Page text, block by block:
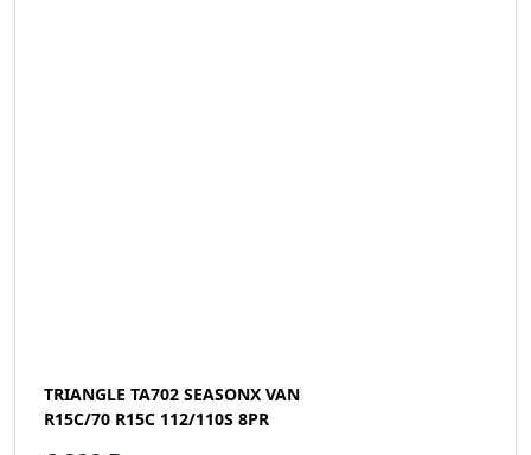
TRIANGLE TA702 SEASONX VAN
R15C/70 R15C 112/110S 8PR